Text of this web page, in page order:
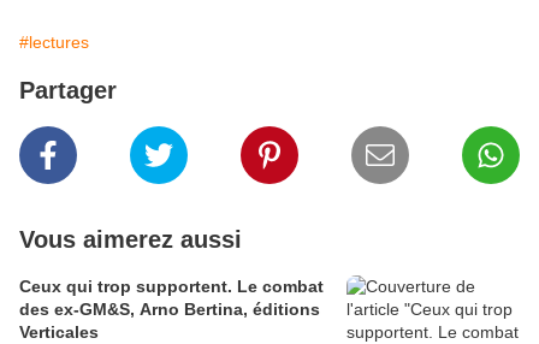
#lectures
Partager
Vous aimerez aussi
Ceux qui trop supportent. Le combat
des ex-GM&S, Arno Bertina, éditions
Verticales